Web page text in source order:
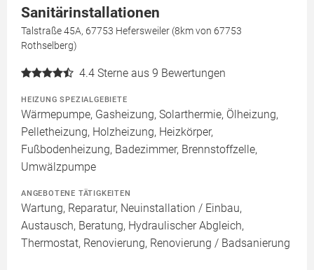
Sanitärinstallationen
Talstraße 45A, 67753 Hefersweiler (8km von 67753
Rothselberg)
4.4 Sterne aus 9 Bewertungen
HEIZUNG SPEZIALGEBIETE
Wärmepumpe, Gasheizung, Solarthermie, Ölheizung,
Pelletheizung, Holzheizung, Heizkörper,
Fußbodenheizung, Badezimmer, Brennstoffzelle,
Umwälzpumpe
ANGEBOTENE TÄTIGKEITEN
Wartung, Reparatur, Neuinstallation / Einbau,
Austausch, Beratung, Hydraulischer Abgleich,
Thermostat, Renovierung, Renovierung / Badsanierung